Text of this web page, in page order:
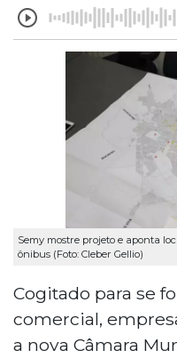
Semy mostre projeto e aponta
ônibus (Foto: Cleber Gellio)
Cogitado para se
comercial,
a nova Câmara